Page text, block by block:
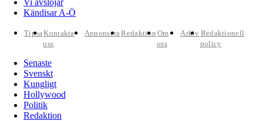
Vi avslöjar
Kändisar A-Ö
TipsaKontakta
oss
AnnonseraRedaktion Om
oss
Arkiv Redaktionell
policy
Senaste
Svenskt
Kungligt
Hollywood
Politik
Redaktion